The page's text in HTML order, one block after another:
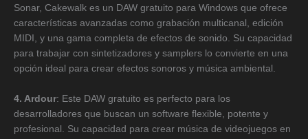
Sonar, Cakewalk es un DAW gratuito para Windows que ofrece
características avanzadas como grabación multicanal, edición
MIDI, y una gama completa de efectos de sonido. Su capacidad
para trabajar con sintetizadores y samplers lo convierte en una
opción ideal para crear efectos sonoros y música ambiental.
4. Ardour: Este DAW gratuito es perfecto para los
desarrolladores que buscan un software flexible, potente y
profesional. Su capacidad para crear música de videojuegos en